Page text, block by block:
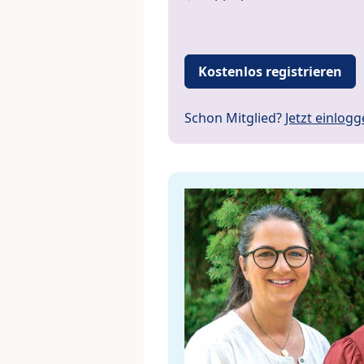
Kostenlos registrieren
Schon Mitglied? Jetzt